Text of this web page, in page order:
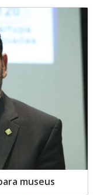
museus